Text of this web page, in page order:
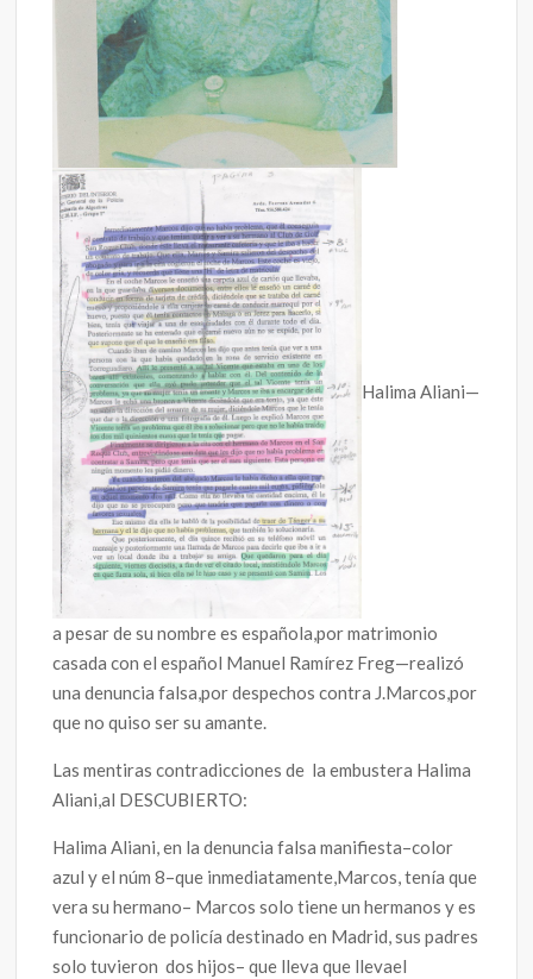
Halima Aliani—
a pesar de su nombre es española,por matrimonio
casada con el español Manuel Ramírez Freg—realizó
una denuncia falsa,por despechos contra J.Marcos,por
que no quiso ser su amante.
Las mentiras contradicciones de la embustera Halima
Aliani,al DESCUBIERTO:
Halima Aliani, en la denuncia falsa manifiesta–color
azul y el núm 8–que inmediatamente,Marcos, tenía que
vera su hermano– Marcos solo tiene un hermanos y es
funcionario de policía destinado en Madrid, sus padres
solo tuvieron dos hijos– que lleva que llevael